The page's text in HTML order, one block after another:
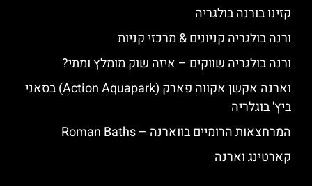
קזינו בורנה בולגריה
ורנה בולגריה קניונים & מרכזי קניות
ורנה בולגריה שווקים – איזה שוק מומלץ ומתי?
וארנה אקשן אקווה פארק (Action Aquapark) בסאני
ביץ' בוגלריה
המרחצאות הרומיים בווארנה – Roman Baths
קארטינג וארנה